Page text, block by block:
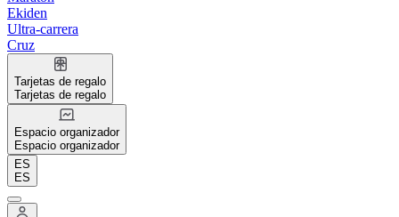
Ekiden
Ultra-carrera
Cruz
Tarjetas de regalo
Tarjetas de regalo
Espacio organizador
Espacio organizador
ES
ES